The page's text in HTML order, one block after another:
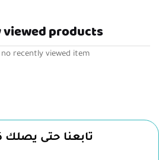
viewed products
no recently viewed item.
تابعنا حتى يصلك